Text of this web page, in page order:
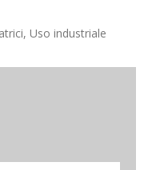
, Uso industriale